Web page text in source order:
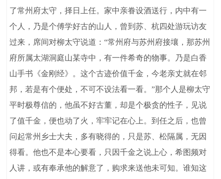
了常州府太守，择日上任。家中亲眷设酒送行，内中有一
个人，乃是个傅学好古的山人，曾到苏、杭四处游玩访友
过来，席间对柳太守说道：“常州府与苏州府接壤，那苏州
府所属太湖洞庭山某寺中，有一件希奇的物事。乃是白香
山手书《金刚经》。这个古迹价值千金，今老亲丈就在邻
邦，若是有个便处，不可不设法看一看。”那个人是柳太守
平时极尊信的，他虽不好古董，却是个极贪的性子，见说
了值千金，便也动了火，牢牢记在心上。到任之后，也曾
问起常州乡士大夫，多有晓得的，只是苏、松隔属，无因
得看。他也不是本心要看，只因千金之说上心，希图频对
人讲，或有奉承他的解意了，购求来送他未可知。谁知这